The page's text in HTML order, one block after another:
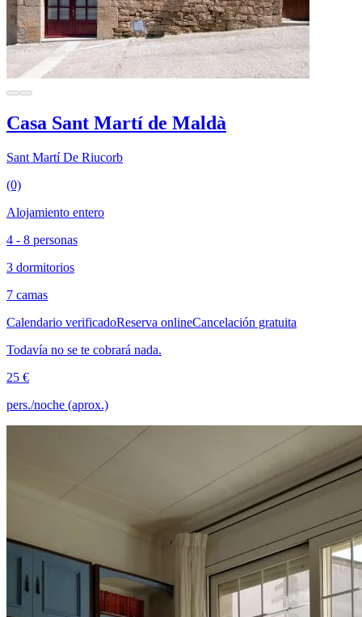
Casa Sant Martí de Maldà
Sant Martí De Riucorb
(0)
Alojamiento entero
4 - 8 personas
3 dormitorios
7 camas
Calendario verificadoReserva onlineCancelación gratuita
Todavía no se te cobrará nada.
25 €
pers./noche (aprox.)